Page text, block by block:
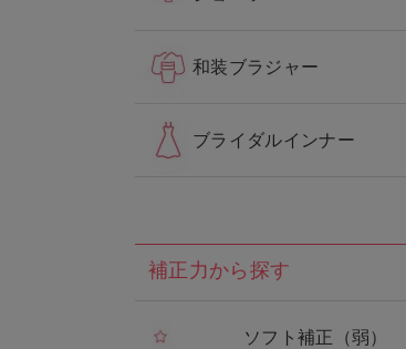
和装ブラジャー
ブライダルインナー
補正力から探す
ソフト補正（弱）